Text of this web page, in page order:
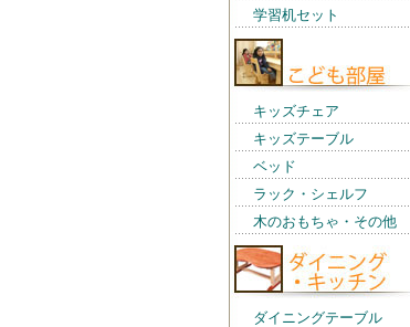
学習机セット
キッズチェア
キッズテーブル
ベッド
ラック・シェルフ
木のおもちゃ・その他
ダイニングテーブル